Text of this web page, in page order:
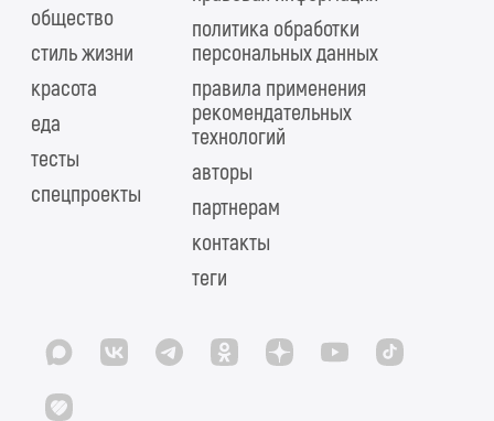
общество
стиль жизни
красота
еда
тесты
спецпроекты
политика обработки
персональных данных
правила применения
рекомендательных
технологий
авторы
партнерам
контакты
теги